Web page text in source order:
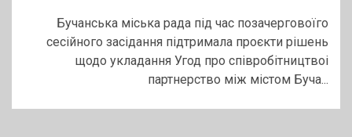
Бучанська міська рада під час позачерговоїго
сесійного засідання підтримала проєкти рішень
щодо укладання Угод про співробітництвоі
партнерство між містом Буча...